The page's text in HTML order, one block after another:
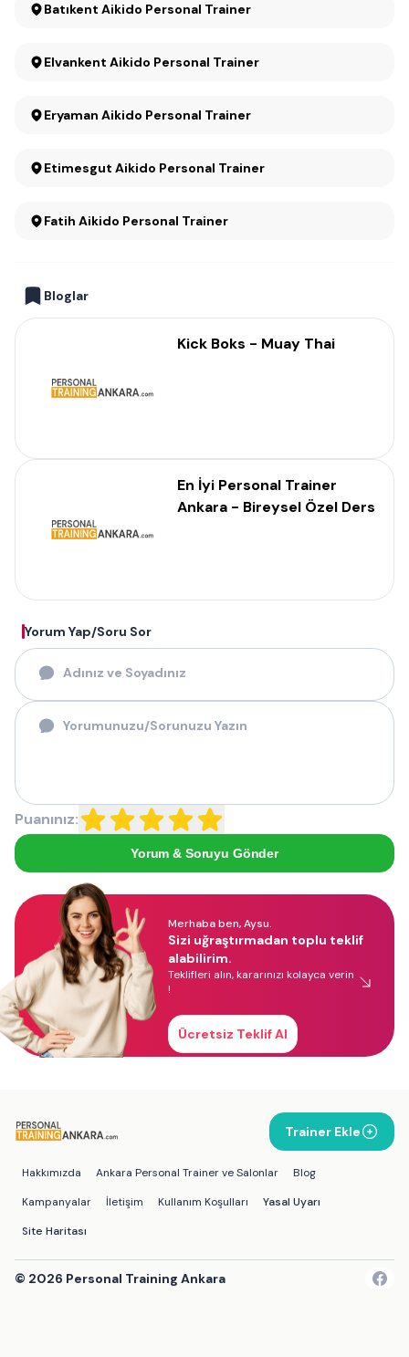
Batıkent Aikido Personal Trainer
Elvankent Aikido Personal Trainer
Eryaman Aikido Personal Trainer
Etimesgut Aikido Personal Trainer
Fatih Aikido Personal Trainer
Bloglar
Kick Boks - Muay Thai
En İyi Personal Trainer
Ankara - Bireysel Özel Ders
Yorum Yap/Soru Sor
Puanınız:
Yorum & Soruyu Gönder
Merhaba ben, Aysu.
Sizi uğraştırmadan toplu teklif
alabilirim.
Teklifleri alın, kararınızı kolayca verin
!
Ücretsiz Teklif Al
Trainer Ekle
Hakkımızda Ankara Personal Trainer ve Salonlar
Blog
Kampanyalar
İletişim Kullanım Koşulları
Yasal Uyarı
Site Haritası
© 2026 Personal Training Ankara